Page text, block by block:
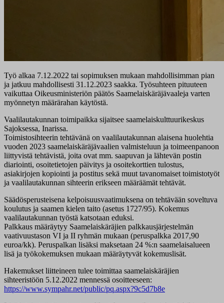
Työ alkaa 7.12.2022 tai sopimuksen mukaan mahdollisimman pian
ja jatkuu mahdollisesti 31.12.2023 saakka. Työsuhteen pituuteen
vaikuttaa Oikeusministeriön päätös Saamelaiskäräjävaaleja varten
myönnetyn määrärahan käytöstä.
Vaalilautakunnan toimipaikka sijaitsee saamelaiskulttuurikeskus
Sajoksessa, Inarissa.
Toimistosihteerin tehtävänä on vaalilautakunnan alaisena huolehtia
vuoden 2023 saamelaiskäräjävaalien valmisteluun ja toimeenpanoon
liittyvistä tehtävistä, joita ovat mm. saapuvan ja lähtevän postin
diariointi, osoitetietojen päivitys ja osoitekorttien tulostus,
asiakirjojen kopiointi ja postitus sekä muut tavanomaiset toimistotyöt
ja vaalilautakunnan sihteerin erikseen määräämät tehtävät.
Säädösperusteisena kelpoisuusvaatimuksena on tehtävään soveltuva
koulutus ja saamen kielen taito (asetus 1727/95). Kokemus
vaalilautakunnan työstä katsotaan eduksi.
Palkkaus määräytyy Saamelaiskäräjien palkkausjärjestelmän
vaativuustason VI ja II ryhmän mukaan (peruspalkka 2017,90
euroa/kk). Peruspalkan lisäksi maksetaan 24 %:n saamelaisalueen
lisä ja työkokemuksen mukaan määräytyvät kokemuslisät.
Hakemukset liitteineen tulee toimittaa saamelaiskäräjien
sihteeristöön 5.12.2022 mennessä osoitteeseen:
https://www.sympahr.net/public/pq.aspx?9c5d7b8e